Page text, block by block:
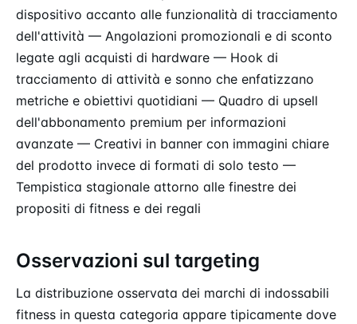
dispositivo accanto alle funzionalità di tracciamento
dell'attività — Angolazioni promozionali e di sconto
legate agli acquisti di hardware — Hook di
tracciamento di attività e sonno che enfatizzano
metriche e obiettivi quotidiani — Quadro di upsell
dell'abbonamento premium per informazioni
avanzate — Creativi in banner con immagini chiare
del prodotto invece di formati di solo testo —
Tempistica stagionale attorno alle finestre dei
propositi di fitness e dei regali
Osservazioni sul targeting
La distribuzione osservata dei marchi di indossabili
fitness in questa categoria appare tipicamente dove